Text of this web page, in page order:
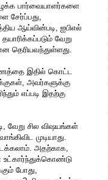
பார்வையாளர்களை
சேர்ப்பது,
ஆய்வின்படி, ஐபிஎல்
வேறு
தெரியவந்துள்ளது.
பணத்தை இதில் கொட்ட
அவர்களுக்கு
எப்படி இதற்கு
வேறு சில விஷயங்கள்
முடியாது.
அதற்காக,
உட்கார்ந்துக்கொண்டு
போது,